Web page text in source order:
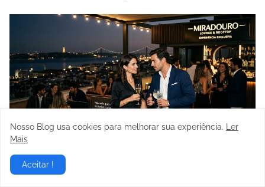
Nesse estágio avançado de desenvolvimento pessoal, as
Nosso Blog usa cookies para melhorar sua experiência.
Ler
Mais
Aceitar !